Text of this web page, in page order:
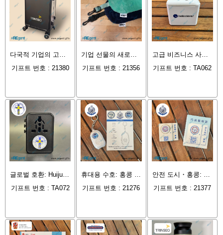
기프트 번호 : 21380
기프트 번호 : 21356
고급 비즈니스 사은품 첫 번째 선택: 일본 핀테크 브랜드 Helloclever 만능 여행용 어댑터 맞춤 제작 사례 분석
기프트 번호 : TA062
글로벌 호환: Huijun Gift 70W GaN 갈륨 나이트라이드 여행용 어댑터, 고효율 비즈니스 선물 최적의 선택
기프트 번호 : TA072
기프트 번호 : 21276
기프트 번호 : 21377